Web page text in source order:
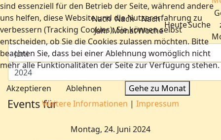
Nach
Jahr
Nach
Monat
Nach
Woche
HeuteSuche
Gehe zu Monat
Events für
Montag, 24. Juni 2024
sind essenziell für den Betrieb der Seite, während andere
uns helfen, diese Website und die Nutzererfahrung zu
verbessern (Tracking Cookies). Sie können selbst
entscheiden, ob Sie die Cookies zulassen möchten. Bitte
beachten Sie, dass bei einer Ablehnung womöglich nicht
mehr alle Funktionalitäten der Seite zur Verfügung stehen.
Akzeptieren
Ablehnen
Weitere Informationen | Impressum